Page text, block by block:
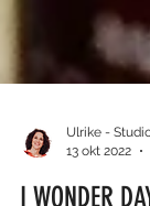
13 okt 2022